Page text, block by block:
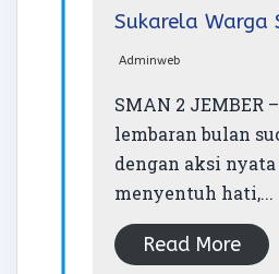
Sukarela Warga
Adminweb
SMAN 2 JEMBER
lembaran bulan
dengan aksi
menyentuh hati,...
Read More